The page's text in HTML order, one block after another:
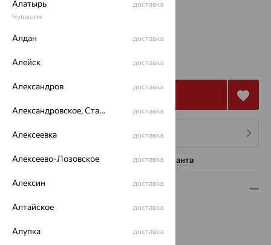
18.5
6 711
Купить
4 платежа по 1 678₽
Нужна помощь консультанта
Описание
Вид изделия:
Металл:
Алатырь
Чувашия
доставка
Алдан доставка
Алейск доставка
Александров доставка
Александровское, Ставропольский край доставка
Алексеевка доставка
Алексеево-Лозовское доставка
Алексин доставка
Алтайское доставка
Алупка доставка